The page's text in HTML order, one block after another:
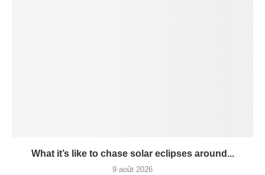
What it’s like to chase solar eclipses around...
9 août 2026